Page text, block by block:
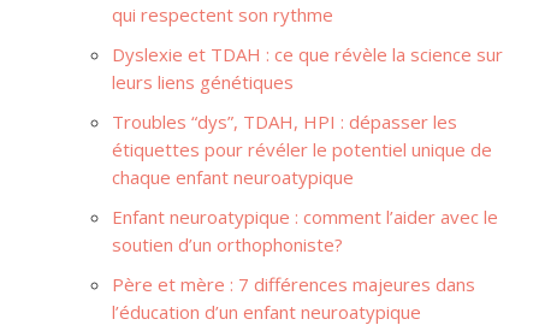
qui respectent son rythme
Dyslexie et TDAH : ce que révèle la science sur
leurs liens génétiques
Troubles “dys”, TDAH, HPI : dépasser les
étiquettes pour révéler le potentiel unique de
chaque enfant neuroatypique
Enfant neuroatypique : comment l’aider avec le
soutien d’un orthophoniste?
Père et mère : 7 différences majeures dans
l’éducation d’un enfant neuroatypique